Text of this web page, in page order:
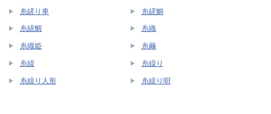
糸縒り車 糸縒鯛
糸績鯛 糸織
糸織姫 糸繭
糸繰 糸繰り
糸繰り人形 糸繰り唄